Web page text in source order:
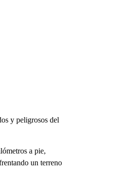
y peligrosos del
a pie,
un terreno